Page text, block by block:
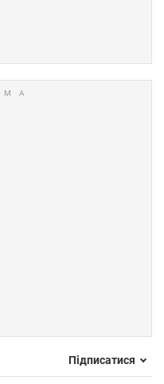
Підписатися